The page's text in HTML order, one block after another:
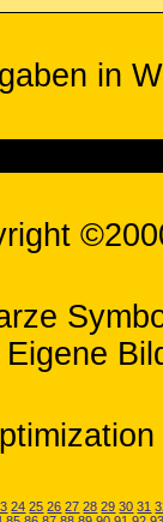
in
Eigene
24 25 26 27 28 29 30 31